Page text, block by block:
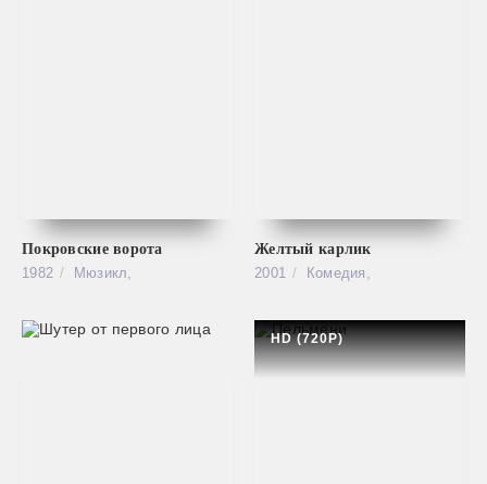
Покровские ворота
1982
Мюзикл,
Желтый карлик
2001
Комедия,
HD (720P)